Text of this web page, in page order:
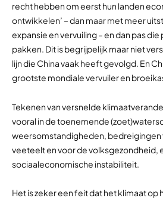
recht hebben om eerst hun landen
ontwikkelen’ – dan maar met meer
expansie en vervuiling – en dan pas
pakken. Dit is begrijpelijk maar niet
lijn die China vaak heeft gevolgd. En
grootste mondiale vervuiler en
Tekenen van versnelde
vooral in de toenemende
weersomstandigheden, bedreigingen
veeteelt en voor de volksgezondheid,
sociaaleconomische instabiliteit.
Het is zeker een feit dat het klimaat op